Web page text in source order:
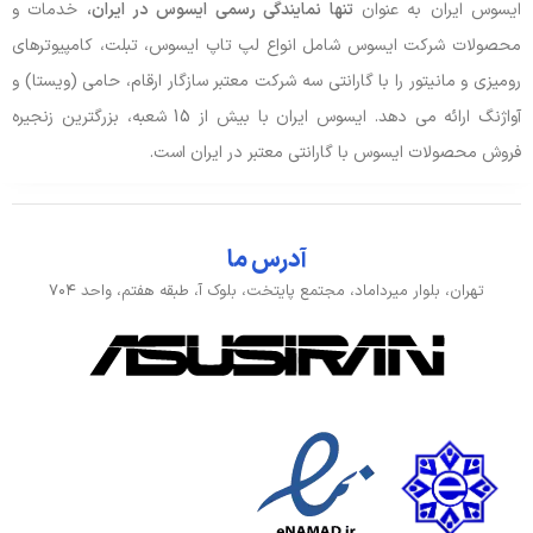
باتری، توان و خنک‌کننده
آداپتور باتری 1.75A, 19V, 33W
توضیحات باتری 37Wh
جک هدفون/ میکروفون جک 3.5 میلی متری
720p
ورودی، کنترل و حسگرها
ایسوس ایران به عنوان تنها نمایندگی رسمی ایسوس در ایران، خدمات و
محصولات شرکت ایسوس شامل انواع لپ تاپ ایسوس، تبلت، کامپیوترهای
رومیزی و مانیتور را با گارانتی سه شرکت معتبر سازگار ارقام، حامی (ویستا) و
آواژنگ ارائه می دهد. ایسوس ایران با بیش از 15 شعبه، بزرگترین زنجیره
فروش محصولات ایسوس با گارانتی معتبر در ایران است.
آدرس ما
تهران، بلوار میرداماد، مجتمع پایتخت، بلوک آ، طبقه هفتم، واحد ۷۰۴